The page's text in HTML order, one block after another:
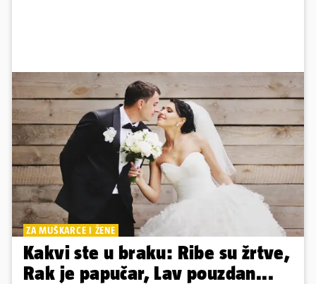
ZA MUŠKARCE I ŽENE
Kakvi ste u braku: Ribe su žrtve,
Rak je papučar, Lav pouzdan...